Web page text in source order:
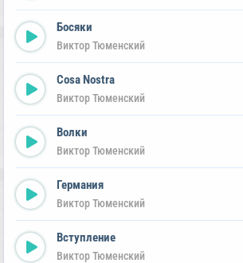
Босяки
Виктор Тюменский
Cosa Nostra
Виктор Тюменский
Волки
Виктор Тюменский
Германия
Виктор Тюменский
Вступление
Виктор Тюменский